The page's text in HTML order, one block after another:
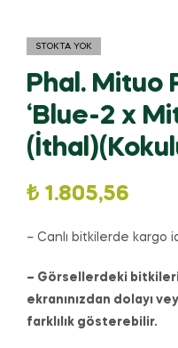
STOKTA YOK
Phal. Mituo
‘Blue-2 x
₺ 1.805,56
– Canlı bitkilerde kargo
– Görsellerdeki
ekranınızdan dolayı
farklılık gösterebilir.